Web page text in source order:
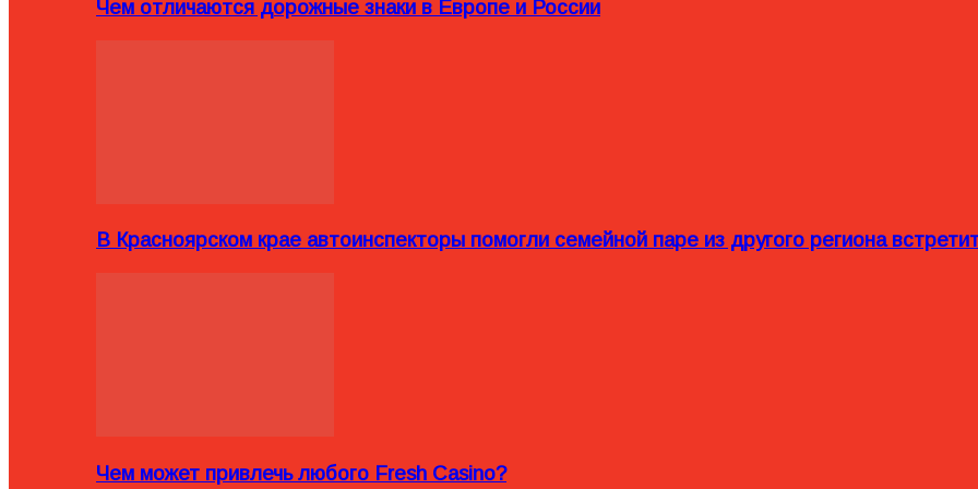
Чем отличаются дорожные знаки в Европе и России
В Красноярском крае автоинспекторы помогли семейной паре из другого региона
Чем может привлечь любого Fresh Casino?